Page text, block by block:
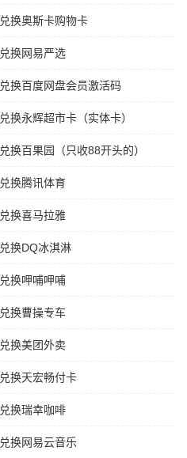
换奥斯卡购物卡
换网易严选
换百度网盘会员激活码
换永辉超市卡（实体卡）
换百果园（只收88开头的）
换腾讯体育
换喜马拉雅
换DQ冰淇淋
换呷哺呷哺
换曹操专车
换美团外卖
换天宏畅付卡
换瑞幸咖啡
换网易云音乐